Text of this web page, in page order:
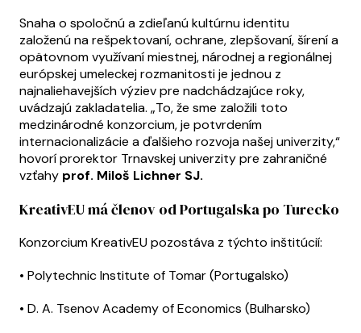
Snaha o spoločnú a zdieľanú kultúrnu identitu
založenú na rešpektovaní, ochrane, zlepšovaní, šírení a
opätovnom využívaní miestnej, národnej a regionálnej
európskej umeleckej rozmanitosti je jednou z
najnaliehavejších výziev pre nadchádzajúce roky,
uvádzajú zakladatelia. „To, že sme založili toto
medzinárodné konzorcium, je potvrdením
internacionalizácie a ďalšieho rozvoja našej univerzity,“
hovorí prorektor Trnavskej univerzity pre zahraničné
vzťahy prof. Miloš Lichner SJ.
KreativEU má členov od Portugalska po Turecko
Konzorcium KreativEU pozostáva z týchto inštitúcií:
• Polytechnic Institute of Tomar (Portugalsko)
• D. A. Tsenov Academy of Economics (Bulharsko)